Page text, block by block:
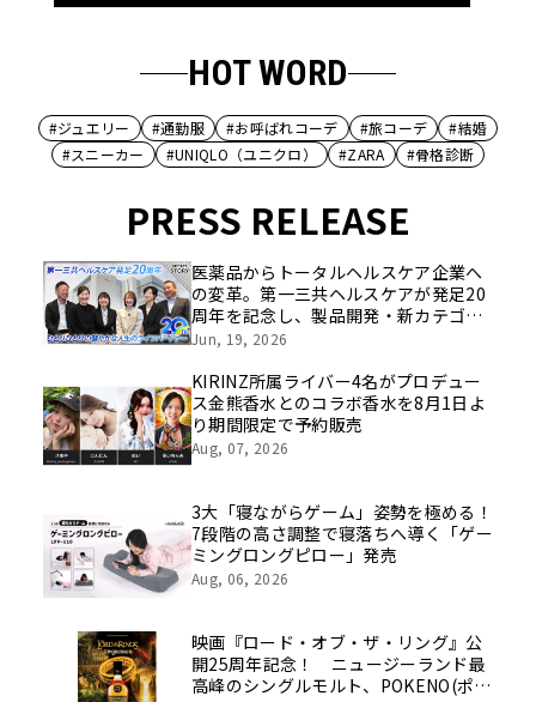
HOT WORD
#ジュエリー #通勤服 #お呼ばれコーデ #旅コーデ
#結婚
#スニーカー
#UNIQLO（ユニクロ） #ZARA #骨格診断
PRESS RELEASE
医薬品からトータルヘルスケア企業へ
の変革。第一三共ヘルスケアが発足20
周年を記念し、製品開発・新カテゴリ
挑戦の舞台や旧社統合時のエピソード
像を公開！
Jun, 19, 2026
KIRINZ所属ライバー4名がプロデュー
ス金熊香水とのコラボ香水を8月1日よ
り期間限定で予約販売
Aug, 07, 2026
3大「寝ながらゲーム」姿勢を極める！
7段階の高さ調整で寝落ちへ導く「ゲー
ミングロングピロー」発売
Aug, 06, 2026
映画『ロード・オブ・ザ・リング』公
開25周年記念！ ニュージーランド最
高峰のシングルモルト、POKENO(ポケ